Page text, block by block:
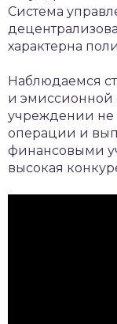
Система
характерна
Наблюдаемся
и эмиссионной
учреждении не
операции и
финансовыми
высокая